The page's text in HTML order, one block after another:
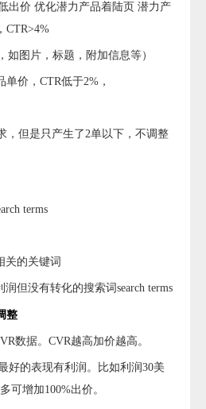
出价 优化潜力产品着陆页 潜力产
CTR>4%
如图片，标题，附加信息等）
价，CTR低于2%，
，但是只产生了2单以下，不调整
terms
关的关键词
润但没有转化的搜索词search terms
整
数据。CVR越高加价越高。
好的表现有利润。比如利润30美
可增加100%出价。